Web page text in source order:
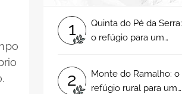
1
Quinta do Pé da Serra:
o refúgio para um
2
Monte do Ramalho: o
refúgio rural para um